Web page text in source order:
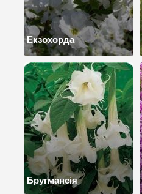
Екзохорда
Бругмансія